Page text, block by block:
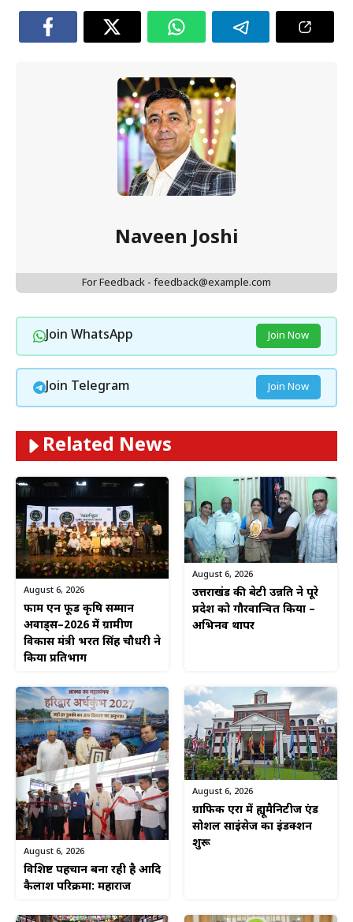
Naveen Joshi
For Feedback - feedback@example.com
Join WhatsApp Join Now
Join Telegram Join Now
Related News
August 6, 2026
फार्म एन फूड कृषि सम्मान
अवार्ड्स–2026 में ग्रामीण
विकास मंत्री भरत सिंह चौधरी ने
किया प्रतिभाग
August 6, 2026
उत्तराखंड की बेटी उन्नति ने पूरे
प्रदेश को गौरवान्वित किया –
अभिनव थापर
August 6, 2026
विशिष्ट पहचान बना रही है आदि
कैलाश परिक्रमा: महाराज
August 6, 2026
ग्राफिक एरा में ह्यूमैनिटीज एंड
सोशल साइंसेज का इंडक्शन
शुरू